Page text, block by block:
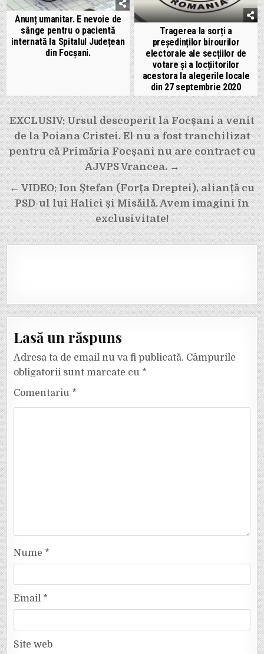
Anunț umanitar. E nevoie de
sânge pentru o pacientă
internată la Spitalul Județean
din Focșani.
Tragerea la sorți a
președinților birourilor
electorale ale secțiilor de
votare și a locțiitorilor
acestora la alegerile locale
din 27 septembrie 2020
Navigare
în
articole
EXCLUSIV: Ursul descoperit la Focșani a venit
de la Poiana Cristei. El nu a fost tranchilizat
pentru că Primăria Focșani nu are contract cu
AJVPS Vrancea. →
← VIDEO: Ion Ștefan (Forța Dreptei), alianță cu
PSD-ul lui Halici și Misăilă. Avem imagini în
exclusivitate!
Lasă un răspuns
Adresa ta de email nu va fi publicată. Câmpurile
obligatorii sunt marcate cu *
Comentariu *
Nume *
Email *
Site web